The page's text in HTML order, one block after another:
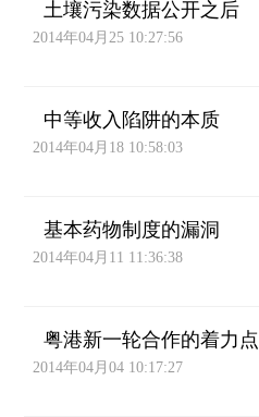
土壤污染数据公开之后
2014年04月25 10:27:56
中等收入陷阱的本质
2014年04月18 10:58:03
基本药物制度的漏洞
2014年04月11 11:36:38
粤港新一轮合作的着力点
2014年04月04 10:17:27